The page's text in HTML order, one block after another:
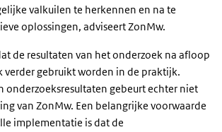
valkuilen te herkennen en na te
oplossingen, adviseert ZonMw.
de resultaten van het onderzoek na afloop
verder gebruikt worden in de praktijk.
onderzoeksresultaten gebeurt echter niet
van ZonMw. Een belangrijke voorwaarde
implementatie is dat de